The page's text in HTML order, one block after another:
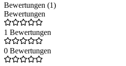
Bewertungen (1)
Bewertungen
1 Bewertungen
0 Bewertungen